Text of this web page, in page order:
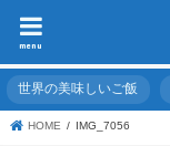
menu
世界の美味しいご飯
HOME IMG_7056